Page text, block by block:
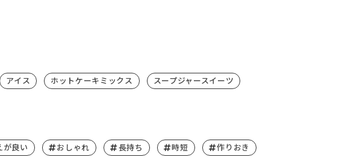
アイス ホットケーキミックス スープジャースイーツ
が良い おしゃれ 長持ち 時短 作りおき